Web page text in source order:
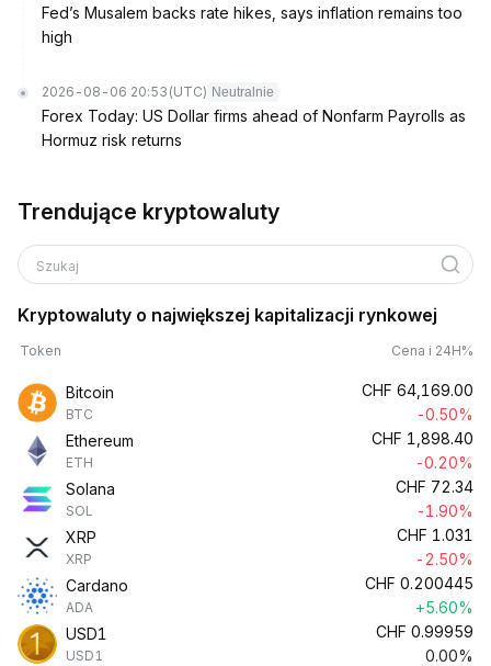
Fed’s Musalem backs rate hikes, says inflation remains too
high
2026-08-06 20:53 (UTC) Neutralnie
Forex Today: US Dollar firms ahead of Nonfarm Payrolls as
Hormuz risk returns
Trendujące kryptowaluty
Szukaj
Kryptowaluty o największej kapitalizacji rynkowej
Token Cena i 24H%
Bitcoin
BTC
CHF 64,169.00
-0.50%
Ethereum
ETH
CHF 1,898.40
-0.20%
Solana
SOL
CHF 72.34
-1.90%
XRP
XRP
CHF 1.031
-2.50%
Cardano
ADA
CHF 0.200445
+5.60%
USD1
USD1
CHF 0.99959
0.00%